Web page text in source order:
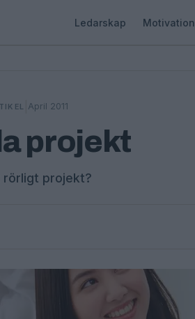
Ledarskap Motivation
April 2011
projekt
projekt?